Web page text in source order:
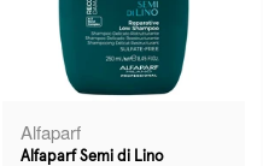
Alfaparf
Alfaparf Semi di Lino